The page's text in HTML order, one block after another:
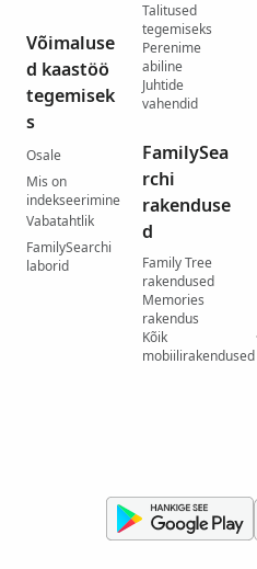
Võimaluse
d kaastöö
tegemisek
s
Osale
Mis on
indekseerimine
Vabatahtlik
FamilySearchi
laborid
Talitused
tegemiseks
Perenime
abiline
Juhtide
vahendid
FamilySea
rchi
rakenduse
d
Family Tree
rakendused
Memories
rakendus
Kõik
mobiilirakendused